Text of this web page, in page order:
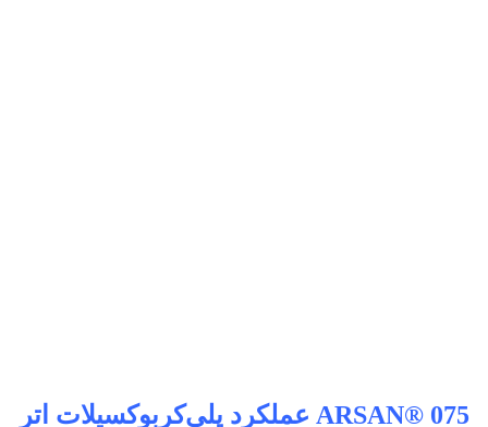
عملکرد پلی‌کربوکسیلات اتر ARSAN® 075